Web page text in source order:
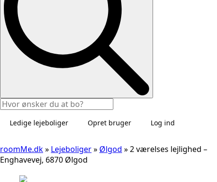
Ledige lejeboliger Opret bruger Log ind
roomMe.dk» Lejeboliger» Ølgod »2 værelses lejlighed –
Enghavevej, 6870 Ølgod